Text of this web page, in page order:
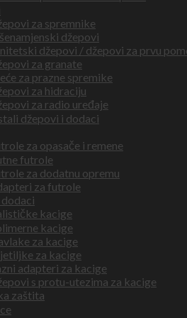
za spremnike
džepovi
džepovi / džepovi za prvu
za granate
za prazne spremike
za hidraciju
za radio uređaje
džepovi i dodaci
za opasače i remene
futrole
za dodatnu opremu
za futrole
kacige
kacige
za kacige
za kacige
adapteri za kacige
s protu-utezima za kacige
zaštita